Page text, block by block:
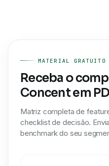
MATERIAL GRATUITO
Receba o
Concent em
Matriz completa de
checklist de decisão.
benchmark do seu